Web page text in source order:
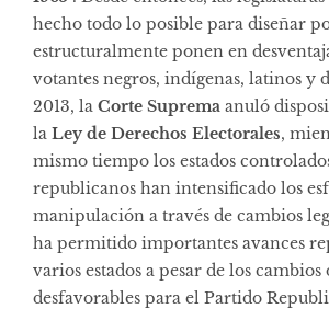
hecho todo lo posible para diseñar
estructuralmente ponen en
votantes negros, indígenas, latinos y
2013, la Corte Suprema anuló
la Ley de Derechos Electorales,
mismo tiempo los estados
republicanos han intensificado los
manipulación a través de cambios
ha permitido importantes avances
varios estados a pesar de los
desfavorables para el Partido